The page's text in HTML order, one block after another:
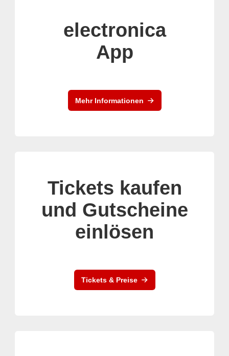
electronica
App
Mehr Informationen
Tickets kaufen
und Gutscheine
einlösen
Tickets & Preise